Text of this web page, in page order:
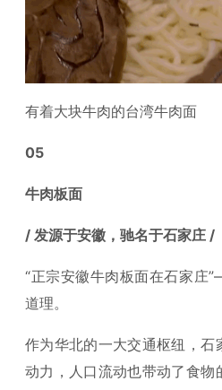
有着大块牛肉的台湾牛肉面
05
牛肉板面
/ 发源于安徽，驰名于石家庄 /
“正宗安徽牛肉板面在石家庄
道理。
作为华北的一大交通枢纽，石
动力，人口流动也带动了食物